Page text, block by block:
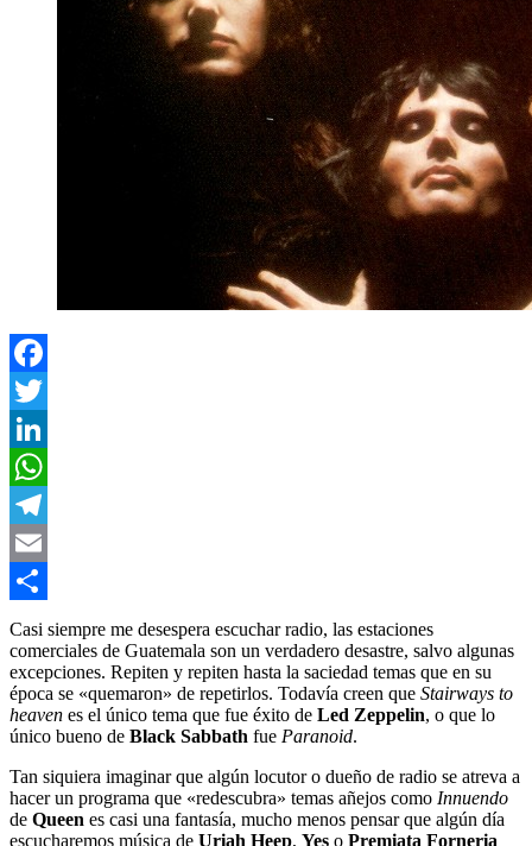
Facebook
Twitter
LinkedIn
WhatsApp
Telegram
Email
Compartir
Casi siempre me desespera escuchar radio, las estaciones
comerciales de Guatemala son un verdadero desastre, salvo algunas
excepciones. Repiten y repiten hasta la saciedad temas que en su
época se «quemaron» de repetirlos. Todavía creen que Stairways to
heaven es el único tema que fue éxito de Led Zeppelin, o que lo
único bueno de Black Sabbath fue Paranoid.
Tan siquiera imaginar que algún locutor o dueño de radio se atreva a
hacer un programa que «redescubra» temas añejos como Innuendo
de Queen es casi una fantasía, mucho menos pensar que algún día
escucharemos música de Uriah Heep, Yes o Premiata Forneria